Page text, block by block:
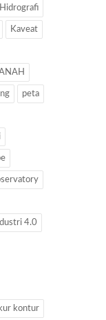
Kaveat
peta
4.0
kontur